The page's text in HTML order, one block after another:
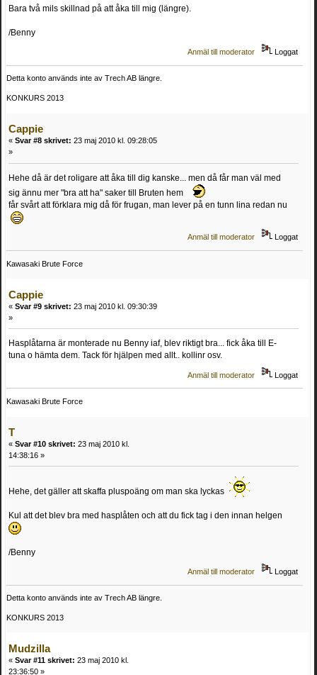
Bara två mils skillnad på att åka till mig (längre).
/Benny
Anmäl till moderator Loggat
Detta konto används inte av Trech AB längre.
KONKURS 2013
Cappie
« Svar #8 skrivet: 23 maj 2010 kl. 09:28:05
»
Hehe då är det roligare att åka till dig kanske... men då får man väl med
sig ännu mer "bra att ha" saker till Bruten hem
får svårt att förklara mig då för frugan, man lever på en tunn lina redan nu
Anmäl till moderator Loggat
Kawasaki Brute Force
Cappie
« Svar #9 skrivet: 23 maj 2010 kl. 09:30:39
»
Hasplåtarna är monterade nu Benny iaf, blev riktigt bra... fick åka till E-
tuna o hämta dem. Tack för hjälpen med allt.. kollinr osv.
Anmäl till moderator Loggat
Kawasaki Brute Force
T
« Svar #10 skrivet: 23 maj 2010 kl.
14:38:16 »
Hehe, det gäller att skaffa pluspoäng om man ska lyckas
Kul att det blev bra med hasplåten och att du fick tag i den innan helgen
/Benny
Anmäl till moderator Loggat
Detta konto används inte av Trech AB längre.
KONKURS 2013
Mudzilla
« Svar #11 skrivet: 23 maj 2010 kl.
23:36:50 »